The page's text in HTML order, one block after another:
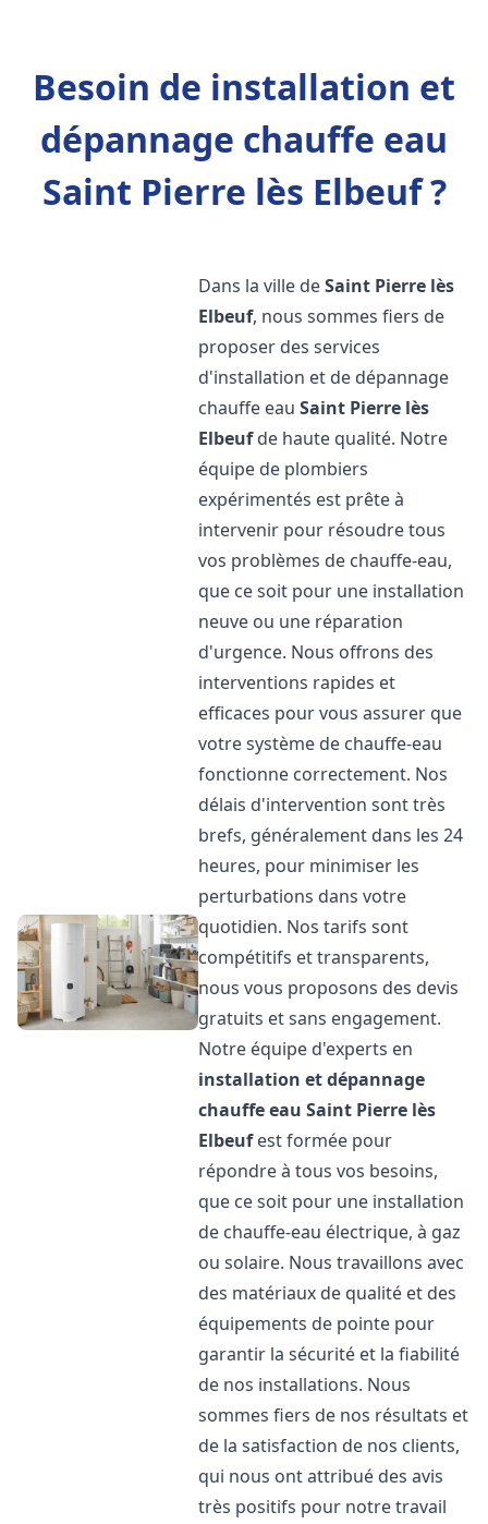
Besoin de installation et
dépannage chauffe eau
Saint Pierre lès Elbeuf ?
Dans la ville deSaint Pierre lès
Elbeuf, nous sommes fiers de
proposer des services
d'installation et de dépannage
chauffe eauSaint Pierre lès
Elbeufde haute qualité. Notre
équipe de plombiers
expérimentés est prête à
intervenir pour résoudre tous
vos problèmes de chauffe-eau,
que ce soit pour une installation
neuve ou une réparation
d'urgence. Nous offrons des
interventions rapides et
efficaces pour vous assurer que
votre système de chauffe-eau
fonctionne correctement. Nos
délais d'intervention sont très
brefs, généralement dans les 24
heures, pour minimiser les
perturbations dans votre
quotidien. Nos tarifs sont
compétitifs et transparents,
nous vous proposons des devis
gratuits et sans engagement.
Notre équipe d'experts en
installation et dépannage
chauffe eau Saint Pierre lès
Elbeufest formée pour
répondre à tous vos besoins,
que ce soit pour une installation
de chauffe-eau électrique, à gaz
ou solaire. Nous travaillons avec
des matériaux de qualité et des
équipements de pointe pour
garantir la sécurité et la fiabilité
de nos installations. Nous
sommes fiers de nos résultats et
de la satisfaction de nos clients,
qui nous ont attribué des avis
très positifs pour notre travail